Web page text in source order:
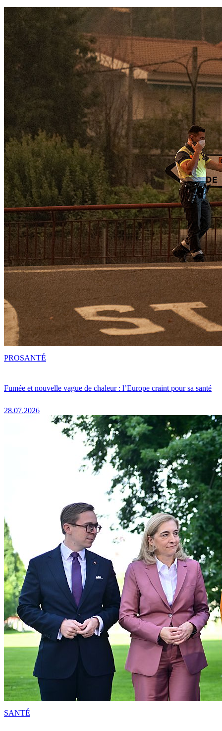
Fumée et nouvelle vague de chaleur : l’Europe craint pour sa santé
28.07.2026
PROSANTÉ
SANTÉ